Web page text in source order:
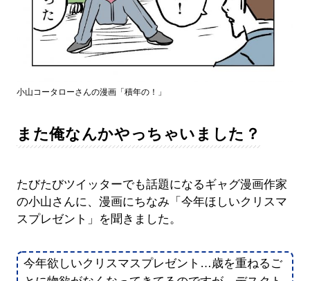
小山コータローさんの漫画「積年の！」
また俺なんかやっちゃいました？
たびたびツイッターでも話題になるギャグ漫画作家
の小山さんに、漫画にちなみ「今年ほしいクリスマ
スプレゼント」を聞きました。
今年欲しいクリスマスプレゼント…歳を重ねるご